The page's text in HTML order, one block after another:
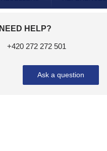
NEED HELP?
+420 272 272 501
Ask a question